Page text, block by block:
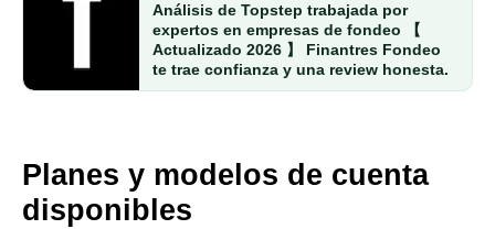
Análisis de Topstep trabajada por
expertos en empresas de fondeo 【
Actualizado 2026 】 Finantres Fondeo
te trae confianza y una review honesta.
Planes y modelos de cuenta
disponibles